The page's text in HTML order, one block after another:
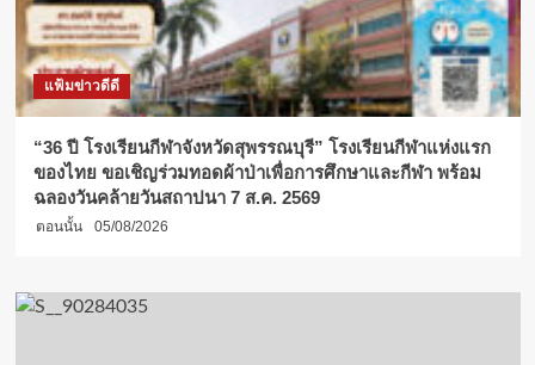
แฟ้มข่าวดีดี
“36 ปี โรงเรียนกีฬาจังหวัดสุพรรณบุรี” โรงเรียนกีฬาแห่งแรก
ของไทย ขอเชิญร่วมทอดผ้าป่าเพื่อการศึกษาและกีฬา พร้อม
ฉลองวันคล้ายวันสถาปนา 7 ส.ค. 2569
ตอนนั้น 05/08/2026